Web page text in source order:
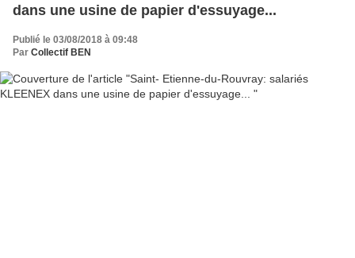
dans une usine de papier d'essuyage...
Publié le 03/08/2018 à 09:48
Par Collectif BEN